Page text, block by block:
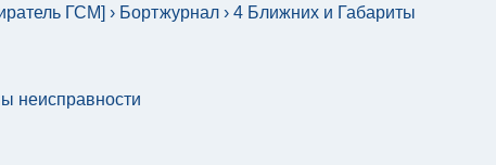
ГСM] › Бортжурнал › 4 Ближних и Габариты
неисправности